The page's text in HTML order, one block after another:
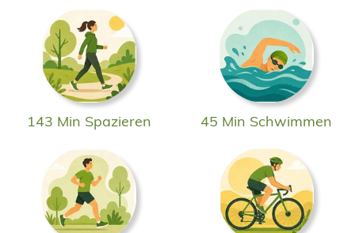
143 Min Spazieren 45 Min Schwimmen